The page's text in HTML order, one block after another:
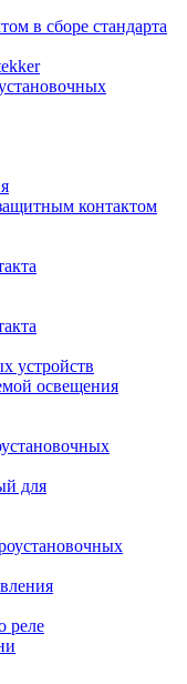
в сборе стандарта
контактом
устройств
освещения
для
реле